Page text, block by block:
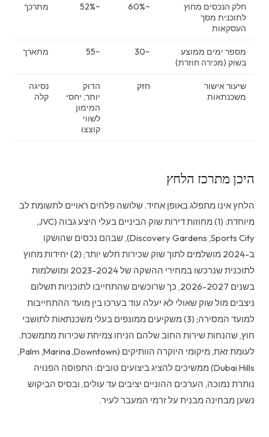
חלק הנכסים מחוץ
לתוכנית מסך
העסקאות
~60%
~52% מתרכך
מספר ימים ממוצע
בשוק (מכירה חוזרת)
~30
~55 מתארך
שיעור אישור
משכנתאות
חזק
הדוק
יותר, יחסי
המימון
לשווי
קוצצו
נסיגה
קלה
היכן מתרכז הלחץ
הלחץ אינו מתפלג באופן אחיד. שלושה פלחים ראויים לתשומת לב
מיוחדת: (1) מחוזות דירות שוק הביניים בעלי היצע גבוה (JVC,
‏Sports City, ‏Discovery Gardens), שבהם נכסים שהושקו
ב-2024 מושלמים לתוך שוק שכירות חלש יותר; (2) יחידות מחוץ
לתוכנית שנרכשו במחירי ההשקה של 2023-2024 ומושלמות
בשנים 2026-2027, כך שרוכשים שהתחייבו לתוכניות תשלום
ניצבים מול שוק שאולי לא יעלה עוד בערכו בין מועד ההתחייבות
למועד המסירה; (3) משקיעים ממונפים בעלי משכנתאות לתושבי
חוץ, שהנחות שירות החוב שלהם הניחו צמיחת שכירות מתמשכת.
לעומת זאת, מיקומי היוקרה הוותיקים (Downtown, ‏Marina, ‏Palm,
‏Dubai Hills) ממשיכים להציג ביצועים טובים: התפוסה הפנויה
נותרת נמוכה, הערכים ההוניים יציבים עד עולים, ובסיס הביקוש
נשען מבחינה מבנית על זרמי המעבר לעיר.